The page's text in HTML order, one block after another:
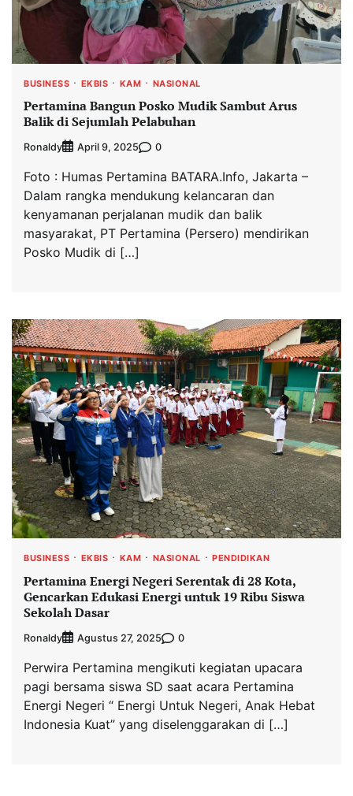
BUSINESS EKBIS KAM NASIONAL
Pertamina Bangun Posko Mudik Sambut Arus
Balik di Sejumlah Pelabuhan
Ronaldy April 9, 2025 0
Foto : Humas Pertamina BATARA.Info, Jakarta –
Dalam rangka mendukung kelancaran dan
kenyamanan perjalanan mudik dan balik
masyarakat, PT Pertamina (Persero) mendirikan
Posko Mudik di […]
BUSINESS EKBIS KAM NASIONAL PENDIDIKAN
Pertamina Energi Negeri Serentak di 28 Kota,
Gencarkan Edukasi Energi untuk 19 Ribu Siswa
Sekolah Dasar
Ronaldy Agustus 27, 2025 0
Perwira Pertamina mengikuti kegiatan upacara
pagi bersama siswa SD saat acara Pertamina
Energi Negeri “ Energi Untuk Negeri, Anak Hebat
Indonesia Kuat” yang diselenggarakan di […]